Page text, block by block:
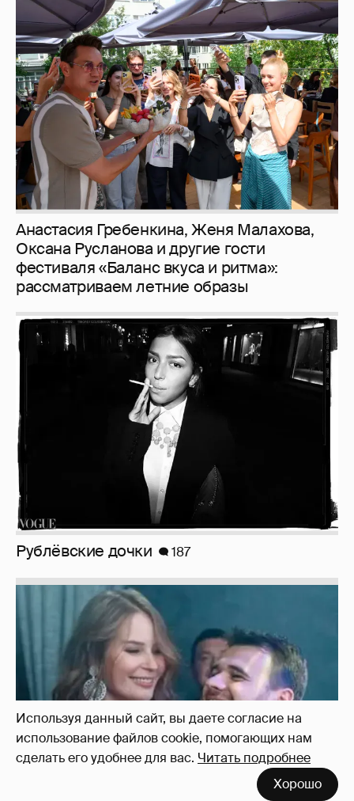
Используя данный сайт, вы даете согласие на
использование файлов cookie, помогающих нам
сделать его удобнее для вас. Читать подробнее
Хорошо
Анастасия Гребенкина, Женя Малахова,
Оксана Русланова и другие гости
фестиваля «Баланс вкуса и ритма»:
рассматриваем летние образы
Рублёвские дочки 187
Неужели правда?